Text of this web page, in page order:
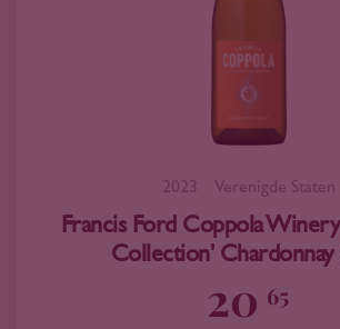
2023 Verenigde Staten
Francis Ford Coppola
Collection' Chardonnay
20 65